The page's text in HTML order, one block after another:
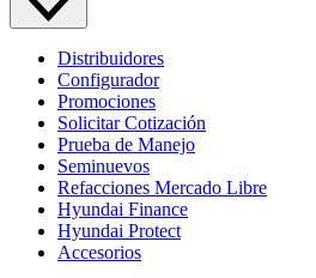
Distribuidores
Configurador
Promociones
Solicitar Cotización
Prueba de Manejo
Seminuevos
Refacciones Mercado Libre
Hyundai Finance
Hyundai Protect
Accesorios